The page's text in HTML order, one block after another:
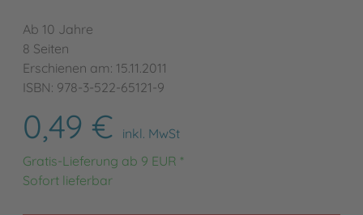
Ab 10 Jahre
8 Seiten
Erschienen am: 15.11.2011
ISBN: 978-3-522-65121-9
0,49 €
inkl. MwSt
Gratis-Lieferung ab 9 EUR *
Sofort lieferbar